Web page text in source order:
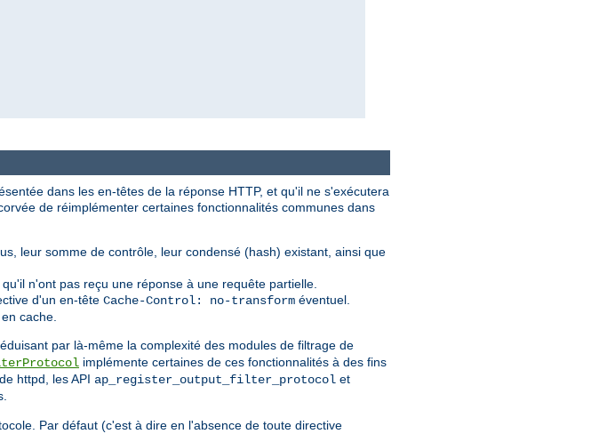
dans les en-têtes de la réponse HTTP, et qu'il ne s'exécutera
de réimplémenter certaines fonctionnalités communes dans
leur somme de contrôle, leur condensé (hash) existant, ainsi que
n'ont pas reçu une réponse à une requête partielle.
d'un en-tête Cache-Control: no-transform éventuel.
cache.
par là-même la complexité des modules de filtrage de
implémente certaines de ces fonctionnalités à des fins
httpd, les API ap_register_output_filter_protocol et
Par défaut (c'est à dire en l'absence de toute directive